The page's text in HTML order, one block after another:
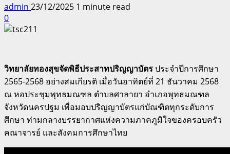
admin 23/12/2025 1 minute read
0
วิทยาลัยทองสุขจัดพิธีประสาทปริญญาบัตรประจำปีการศึกษา
2565-2568 อย่างสมเกียรติ เมื่อวันอาทิตย์ที่ 21 ธันวาคม 2568
ณ หอประชุมพุทธมณฑล ตำบลศาลายา อำเภอพุทธมณฑล
จังหวัดนครปฐม เพื่อมอบปริญญาบัตรแก่บัณฑิตทุกระดับการ
ศึกษา ท่ามกลางบรรยากาศแห่งความภาคภูมิใจของครอบครัว
คณาจารย์ และสังคมการศึกษาไทย